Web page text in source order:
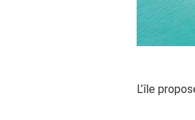
L’île